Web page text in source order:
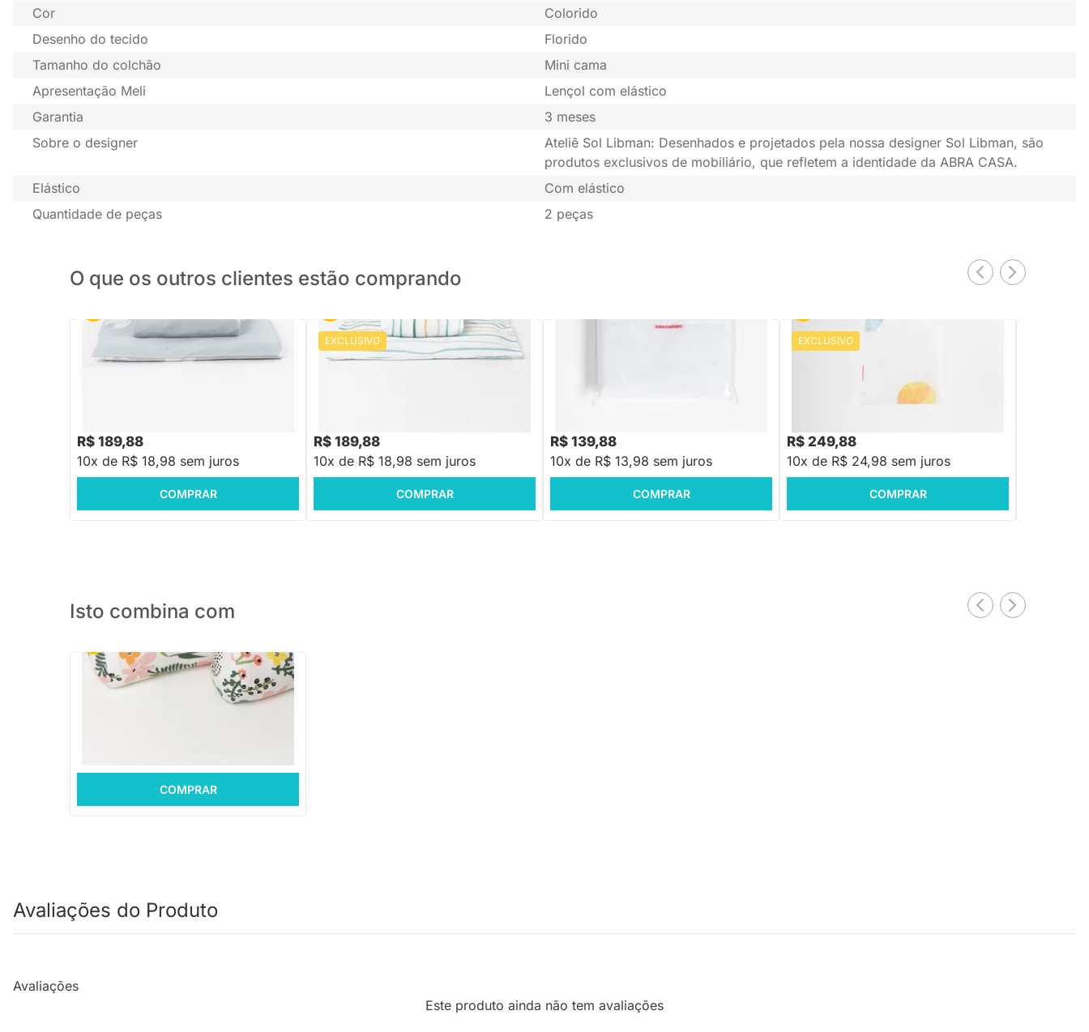
Cor
Colorido
Desenho do tecido
Florido
Tamanho do colchão
Mini cama
Apresentação Meli
Lençol com elástico
Garantia
3 meses
Sobre o designer
Ateliê Sol Libman: Desenhados e projetados pela nossa designer Sol Libman, são
produtos exclusivos de mobiliário, que refletem a identidade da ABRA CASA.
Elástico
Com elástico
Quantidade de peças
2 peças
O que os outros clientes estão comprando
R$ 189,88
10x de R$ 18,98 sem juros
COMPRAR
EXCLUSIVO PRONTA ENTREGA
R$ 189,88
10x de R$ 18,98 sem juros
COMPRAR
R$ 139,88
10x de R$ 13,98 sem juros
COMPRAR
EXCLUSIVO PRONTA ENTREGA
Lençol De Solteiro Com Vira Planetas
R$ 249,88
10x de R$ 24,98 sem juros
COMPRAR
Isto combina com
PRONTA ENTREGA
Rolo de Cabeceira 2 Peças Flô - Pastel
COMPRAR
Avaliações do Produto
Avaliações
Este produto ainda não tem avaliações